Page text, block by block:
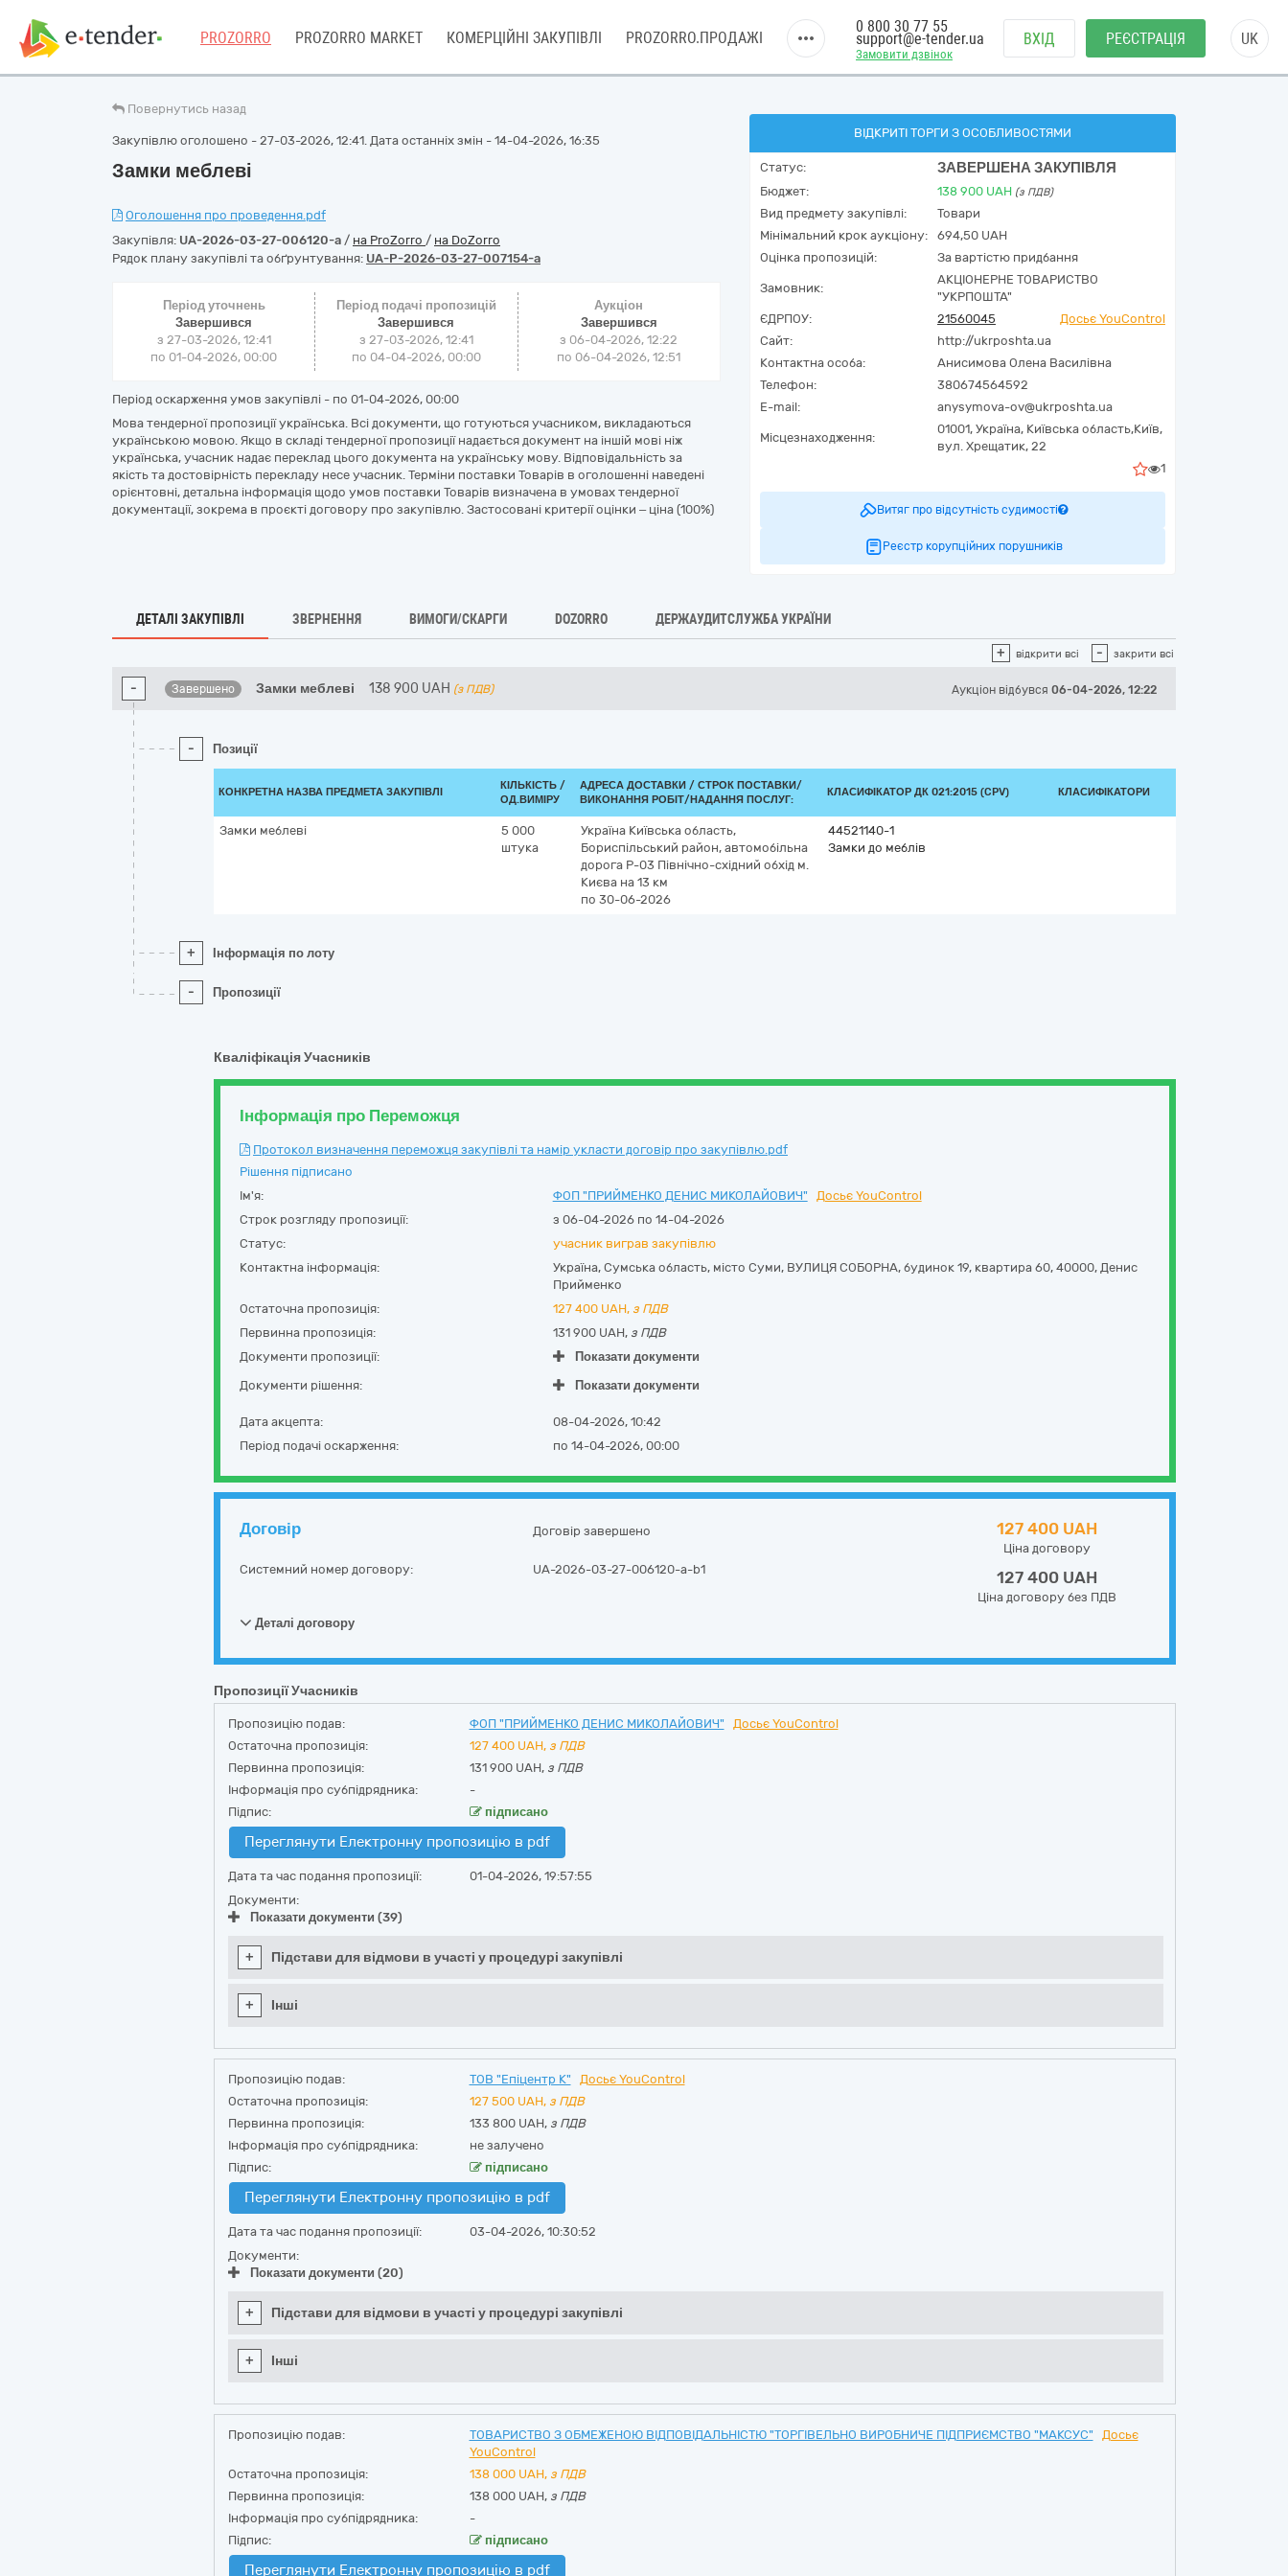
PROZORRO PROZORRO MARKET КОМЕРЦІЙНІ ЗАКУПІВЛІ PROZORRO.ПРОДАЖІ
Замовити дзвінок
0 800 30 77 55
support@e-tender.ua ВХІД РЕЄСТРАЦІЯ UK
Повернутись назад
Закупівлю оголошено - 27-03-2026, 12:41. Дата останніх змін - 14-04-2026, 16:35
Замки меблеві
Оголошення про проведення.pdf
Закупівля: UA-2026-03-27-006120-a / на ProZorro / на DoZorro
Рядок плану закупівлі та обґрунтування: UA-P-2026-03-27-007154-a
Період уточнень
Завершився
з 27-03-2026, 12:41
по 01-04-2026, 00:00
Період подачі пропозицій
Завершився
з 27-03-2026, 12:41
по 04-04-2026, 00:00
Аукціон
Завершився
з 06-04-2026, 12:22
по 06-04-2026, 12:51
Період оскарження умов закупівлі - по 01-04-2026, 00:00
Мова тендерної пропозиції українська. Всі документи, що готуються учасником, викладаються
українською мовою. Якщо в складі тендерної пропозиції надається документ на іншій мові ніж
українська, учасник надає переклад цього документа на українську мову. Відповідальність за
якість та достовірність перекладу несе учасник. Терміни поставки Товарів в оголошенні наведені
орієнтовні, детальна інформація щодо умов поставки Товарів визначена в умовах тендерної
документації, зокрема в проєкті договору про закупівлю. Застосовані критерії оцінки – ціна (100%)
ВІДКРИТІ ТОРГИ З ОСОБЛИВОСТЯМИ
Статус: ЗАВЕРШЕНА ЗАКУПІВЛЯ
Бюджет: 138 900 UAH (з ПДВ)
Вид предмету закупівлі:
Товари
Мінімальний крок аукціону:
694,50 UAH
Оцінка пропозицій:
За вартістю придбання
Замовник:
АКЦІОНЕРНЕ ТОВАРИСТВО
"УКРПОШТА"
ЄДРПОУ:
21560045
Досьє YouControl
Сайт:
http://ukrposhta.ua
Контактна особа:
Анисимова Олена Василівна
Телефон:
380674564592
E-mail:
anysymova-ov@ukrposhta.ua
Місцезнаходження:
01001, Україна, Київська область,Київ,
вул. Хрещатик, 22
1
Витяг про відсутність судимості
Реєстр корупційних порушників
ДЕТАЛІ ЗАКУПІВЛІ ЗВЕРНЕННЯ ВИМОГИ/СКАРГИ DOZORRO ДЕРЖАУДИТСЛУЖБА УКРАЇНИ
+ відкрити всі - закрити всі
- Завершено Замки меблеві 138 900 UAH (з ПДВ) Аукціон відбувся 06-04-2026, 12:22
- Позиції
КОНКРЕТНА НАЗВА ПРЕДМЕТА ЗАКУПІВЛІ
КІЛЬКІСТЬ /
ОД.ВИМІРУ
АДРЕСА ДОСТАВКИ / СТРОК ПОСТАВКИ/
ВИКОНАННЯ РОБІТ/НАДАННЯ ПОСЛУГ:
КЛАСИФІКАТОР ДК 021:2015 (CPV) КЛАСИФІКАТОРИ
Замки меблеві
5 000
штука
Україна Київська область,
Бориспільський район, автомобільна
дорога Р-03 Північно-східний обхід м.
Києва на 13 км
по 30-06-2026
44521140-1
Замки до меблів
+ Інформація по лоту
- Пропозиції
Кваліфікація Учасників
Інформація про Переможця
Протокол визначення переможця закупівлі та намір укласти договір про закупівлю.pdf
Рішення підписано
Ім'я:
ФОП "ПРИЙМЕНКО ДЕНИС МИКОЛАЙОВИЧ"
Досьє YouControl
Строк розгляду пропозиції:
з 06-04-2026 по 14-04-2026
Статус:
учасник виграв закупівлю
Контактна інформація:
Україна, Сумська область, місто Суми, ВУЛИЦЯ СОБОРНА, будинок 19, квартира 60, 40000, Денис
Прийменко
Остаточна пропозиція:
127 400 UAH, з ПДВ
Первинна пропозиція:
131 900 UAH, з ПДВ
Документи пропозиції:
Показати документи
Документи рішення:
Показати документи
Дата акцепта:
08-04-2026, 10:42
Період подачі оскарження:
по 14-04-2026, 00:00
Договір Договір завершено
Системний номер договору: UA-2026-03-27-006120-a-b1
127 400 UAH
Ціна договору
127 400 UAH
Ціна договору без ПДВ
Деталі договору
Пропозиції Учасників
Пропозицію подав: ФОП "ПРИЙМЕНКО ДЕНИС МИКОЛАЙОВИЧ"
Досьє YouControl
Остаточна пропозиція:
127 400 UAH, з ПДВ
Первинна пропозиція:
131 900 UAH, з ПДВ
Інформація про субпідрядника:
-
Підпис:
підписано
Переглянути Електронну пропозицію в pdf
Дата та час подання пропозиції:
01-04-2026, 19:57:55
Документи:
Показати документи (39)
+ Підстави для відмови в участі у процедурі закупівлі
+ Інші
Пропозицію подав: ТОВ "Епіцентр К"
Досьє YouControl
Остаточна пропозиція:
127 500 UAH, з ПДВ
Первинна пропозиція:
133 800 UAH, з ПДВ
Інформація про субпідрядника:
не залучено
Підпис:
підписано
Переглянути Електронну пропозицію в pdf
Дата та час подання пропозиції:
03-04-2026, 10:30:52
Документи:
Показати документи (20)
+ Підстави для відмови в участі у процедурі закупівлі
+ Інші
Пропозицію подав: ТОВАРИСТВО З ОБМЕЖЕНОЮ ВІДПОВІДАЛЬНІСТЮ "ТОРГІВЕЛЬНО ВИРОБНИЧЕ ПІДПРИЄМСТВО "МАКСУС"
Досьє
YouControl
Остаточна пропозиція:
138 000 UAH, з ПДВ
Первинна пропозиція:
138 000 UAH, з ПДВ
Інформація про субпідрядника:
-
Підпис:
підписано
Переглянути Електронну пропозицію в pdf